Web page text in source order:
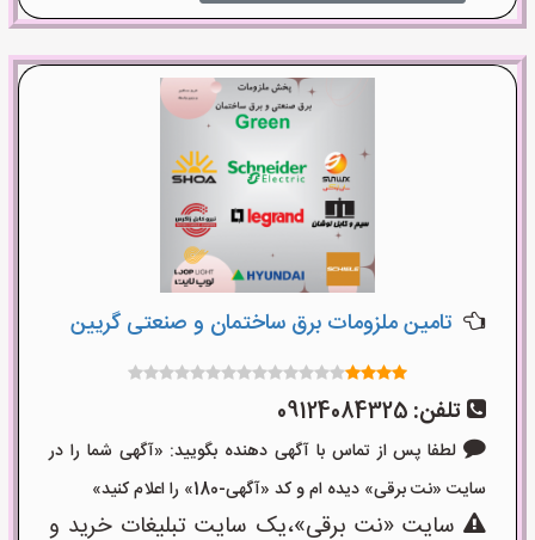
تامین ملزومات برق ساختمان و صنعتی گریین
تلفن: 09124084325
لطفا پس از تماس با آگهی دهنده بگویید: «آگهی شما را در
سایت «نت برقی» دیده ام و کد «آگهی-180» را اعلام کنید»
سایت «نت برقی»،یک سایت تبلیغات خرید و